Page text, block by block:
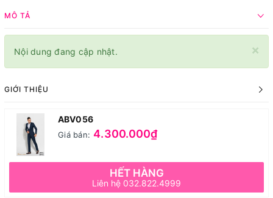
MÔ TẢ
×
Nội dung đang cập nhật.
GIỚI THIỆU
ABV056
Giá bán: 4.300.000₫
HẾT HÀNG
Liên hệ 032.822.4999